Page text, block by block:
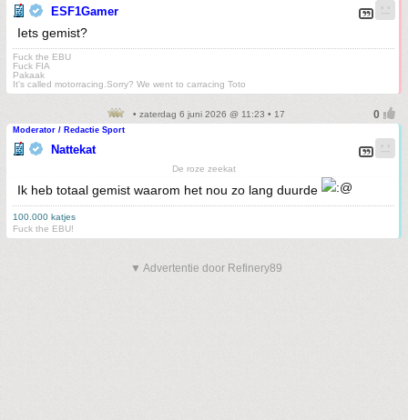
ESF1Gamer
Iets gemist?
Fuck the EBU
Fuck FIA
Pakaak
It's called motorracing.Sorry? We went to carracing Toto
• zaterdag 6 juni 2026 @ 11:23 • 17
Moderator / Redactie Sport
Nattekat
De roze zeekat
Ik heb totaal gemist waarom het nou zo lang duurde
100.000 katjes
Fuck the EBU!
▼ Advertentie door Refinery89